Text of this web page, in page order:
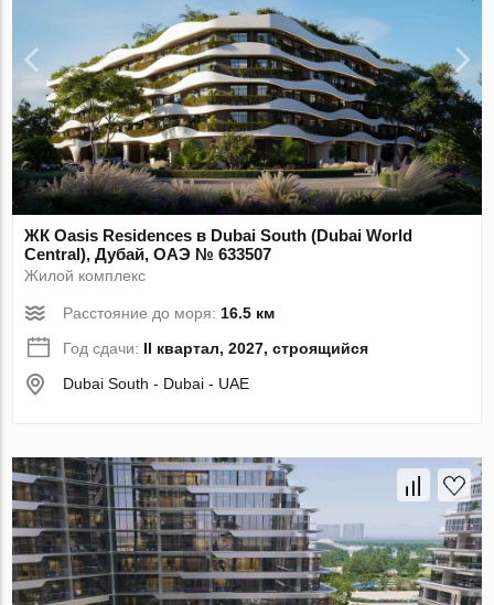
ЖК Oasis Residences в Dubai South (Dubai World
Central), Дубай, ОАЭ № 633507
Жилой комплекс
Расстояние до моря: 16.5 км
Год сдачи: II квартал, 2027, строящийся
Dubai South - Dubai - UAE